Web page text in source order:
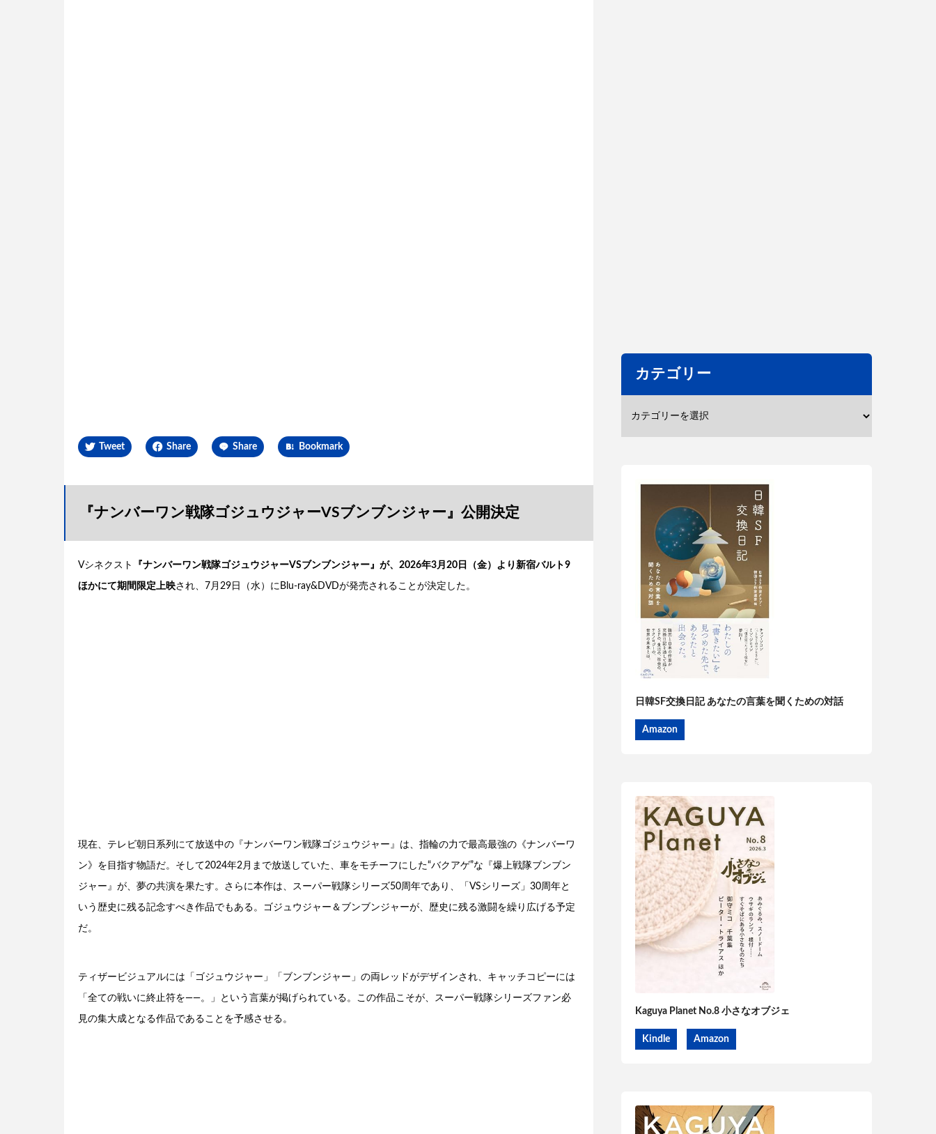
Tweet Share Share Bookmark
『ナンバーワン戦隊ゴジュウジャーVSブンブンジャー』 公開決定
Vシネクスト 『ナンバーワン戦隊ゴジュウジャーVSブンブンジャー』が、2026年3月20日（金）より新宿バルト9
ほかにて期間限定上映され、7月29日（水）にBlu-ray&DVDが発売されることが決定した。
現在、テレビ朝日系列にて放送中の『ナンバーワン戦隊ゴジュウジャー』は、指輪の力で最高最強の《ナンバーワ
ン》を目指す物語だ。そして2024年2月まで放送していた、車をモチーフにした“バクアゲ”な『爆上戦隊ブンブン
ジャー』が、夢の共演を果たす。さらに本作は、スーパー戦隊シリーズ50周年であり、「VSシリーズ」30周年と
いう歴史に残る記念すべき作品でもある。ゴジュウジャー＆ブンブンジャーが、歴史に残る激闘を繰り広げる予定
だ。
ティザービジュアルには「ゴジュウジャー」「ブンブンジャー」の両レッドがデザインされ、キャッチコピーには
「全ての戦いに終止符を――。」という言葉が掲げられている。この作品こそが、スーパー戦隊シリーズファン必
見の集大成となる作品であることを予感させる。
カテゴリー
日韓SF交換日記 あなたの言葉を聞くための対話
Amazon
Kaguya Planet No.8 小さなオブジェ
Kindle Amazon